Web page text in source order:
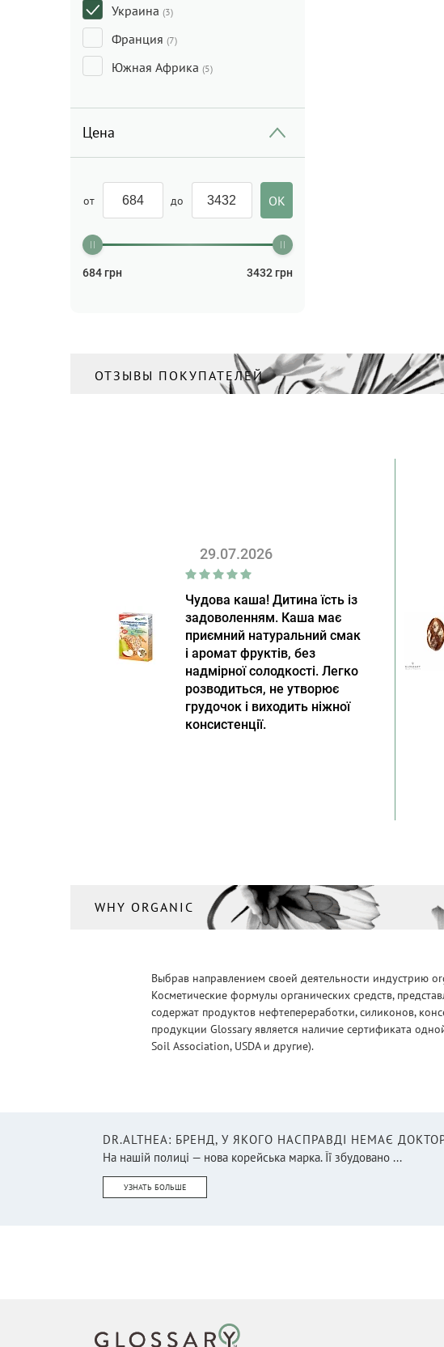
Украина (3)
Франция (7)
Южная Африка (5)
Цена
от до
684 грн 3432 грн
ОТЗЫВЫ ПОКУПАТЕЛЕЙ
29.07.2026
Чудова каша! Дитина їсть із
задоволенням. Каша має
приємний натуральний смак
і аромат фруктів, без
надмірної солодкості. Легко
розводиться, не утворює
грудочок і виходить ніжної
консистенції.
WHY ORGANIC
Выбрав направлением своей деятельности индустрию
Косметические формулы органических средств,
содержат продуктов нефтепереработки, силиконов,
продукции Glossary является наличие сертификата
Soil Association, USDA и другие).
DR.ALTHEA: БРЕНД, У ЯКОГО НАСПРАВДІ НЕМАЄ
На нашій полиці — нова корейська марка. Її збудовано ...
УЗНАТЬ БОЛЬШЕ